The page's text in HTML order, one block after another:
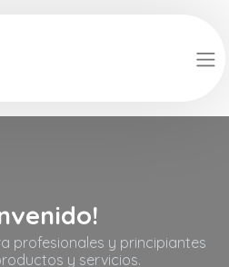
profesionales y principiantes
y servicios.